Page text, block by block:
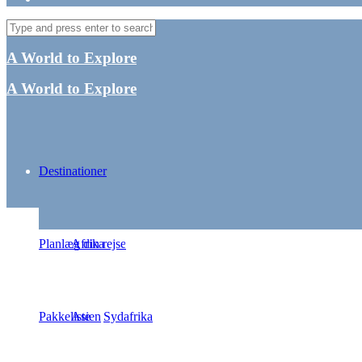
A World to Explore
A World to Explore
Destinationer
Afrika
Sydafrika
Asien
Planlæg din rejse
Pakkeliste
5 gode tips til